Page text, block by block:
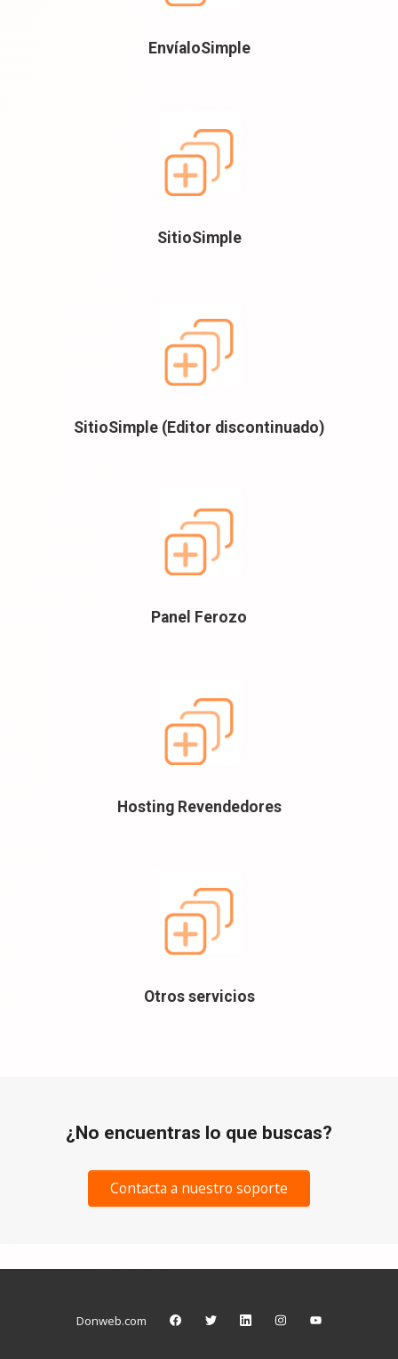
EnvíaloSimple
SitioSimple
SitioSimple (Editor discontinuado)
Panel Ferozo
Hosting Revendedores
Otros servicios
¿No encuentras lo que buscas?
Contacta a nuestro soporte
Donweb.com